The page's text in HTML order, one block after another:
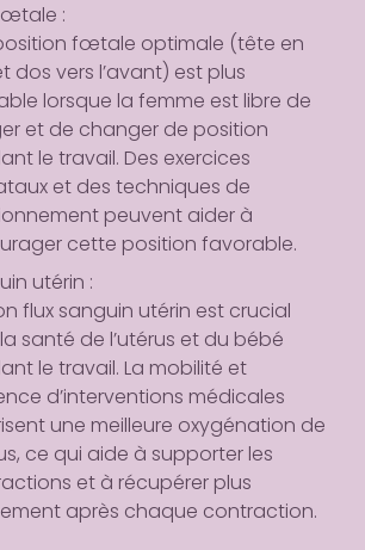
:
fœtale optimale (tête en
dos vers l’avant) est plus
lorsque la femme est libre de
et de changer de position
le travail. Des exercices
et des techniques de
peuvent aider à
cette position favorable.
utérin :
flux sanguin utérin est crucial
santé de l’utérus et du bébé
le travail. La mobilité et
d’interventions médicales
une meilleure oxygénation de
ce qui aide à supporter les
et à récupérer plus
après chaque contraction.